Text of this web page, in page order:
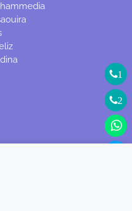
1
2